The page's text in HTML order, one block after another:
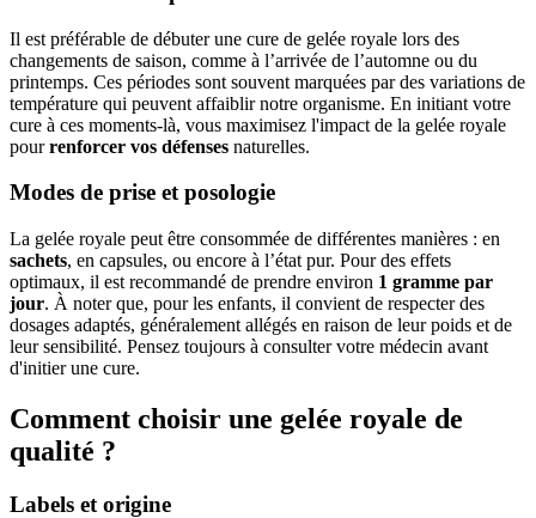
Il est préférable de débuter une cure de gelée royale lors des
changements de saison, comme à l’arrivée de l’automne ou du
printemps. Ces périodes sont souvent marquées par des variations de
température qui peuvent affaiblir notre organisme. En initiant votre
cure à ces moments-là, vous maximisez l'impact de la gelée royale
pourrenforcer vos défenses naturelles.
Modes de prise et posologie
La gelée royale peut être consommée de différentes manières : en
sachets, en capsules, ou encore à l’état pur. Pour des effets
optimaux, il est recommandé de prendre environ 1 gramme par
jour. À noter que, pour les enfants, il convient de respecter des
dosages adaptés, généralement allégés en raison de leur poids et de
leur sensibilité. Pensez toujours à consulter votre médecin avant
d'initier une cure.
Comment choisir une gelée royale de
qualité ?
Labels et origine